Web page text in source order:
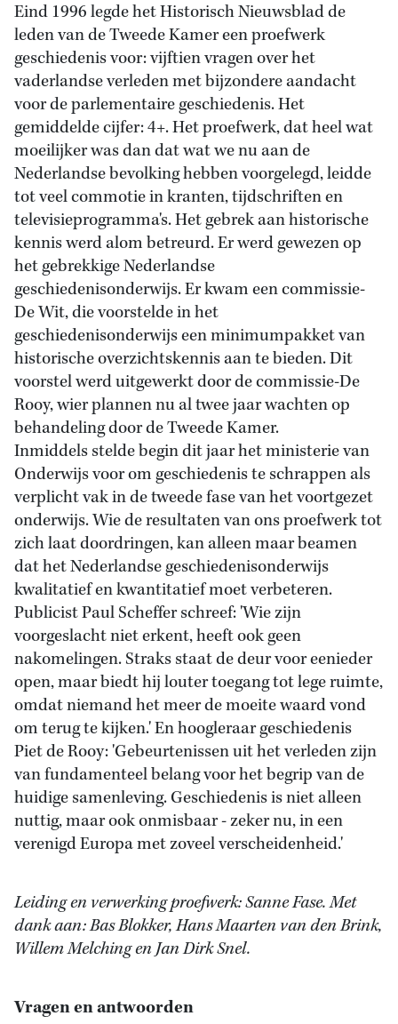
Eind 1996 legde het Historisch Nieuwsblad de
leden van de Tweede Kamer een proefwerk
geschiedenis voor: vijftien vragen over het
vaderlandse verleden met bijzondere aandacht
voor de parlementaire geschiedenis. Het
gemiddelde cijfer: 4+. Het proefwerk, dat heel wat
moeilijker was dan dat wat we nu aan de
Nederlandse bevolking hebben voorgelegd, leidde
tot veel commotie in kranten, tijdschriften en
televisieprogramma's. Het gebrek aan historische
kennis werd alom betreurd. Er werd gewezen op
het gebrekkige Nederlandse
geschiedenisonderwijs. Er kwam een commissie-
De Wit, die voorstelde in het
geschiedenisonderwijs een minimumpakket van
historische overzichtskennis aan te bieden. Dit
voorstel werd uitgewerkt door de commissie-De
Rooy, wier plannen nu al twee jaar wachten op
behandeling door de Tweede Kamer.
Inmiddels stelde begin dit jaar het ministerie van
Onderwijs voor om geschiedenis te schrappen als
verplicht vak in de tweede fase van het voortgezet
onderwijs. Wie de resultaten van ons proefwerk tot
zich laat doordringen, kan alleen maar beamen
dat het Nederlandse geschiedenisonderwijs
kwalitatief en kwantitatief moet verbeteren.
Publicist Paul Scheffer schreef: 'Wie zijn
voorgeslacht niet erkent, heeft ook geen
nakomelingen. Straks staat de deur voor eenieder
open, maar biedt hij louter toegang tot lege ruimte,
omdat niemand het meer de moeite waard vond
om terug te kijken.' En hoogleraar geschiedenis
Piet de Rooy: 'Gebeurtenissen uit het verleden zijn
van fundamenteel belang voor het begrip van de
huidige samenleving. Geschiedenis is niet alleen
nuttig, maar ook onmisbaar - zeker nu, in een
verenigd Europa met zoveel verscheidenheid.'
Leiding en verwerking proefwerk: Sanne Fase. Met
dank aan: Bas Blokker, Hans Maarten van den Brink,
Willem Melching en Jan Dirk Snel.
Vragen en antwoorden